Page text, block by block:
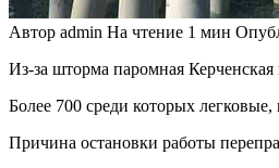
Автор admin На чтение 1 мин
Из-за шторма паромная Керченская
Более 700 среди которых
Причина остановки работы